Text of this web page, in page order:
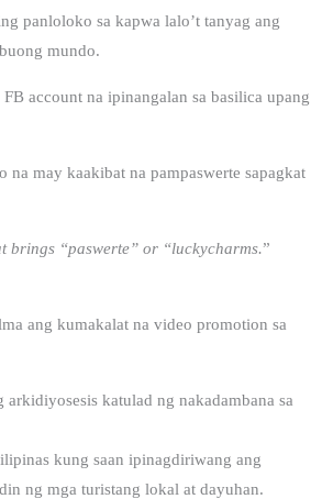
panloloko sa kapwa lalo’t tanyag ang
mundo.
account na ipinangalan sa basilica upang
may kaakibat na pampaswerte sapagkat
brings “paswerte” or “luckycharms.”
ang kumakalat na video promotion sa
katulad ng nakadambana sa
kung saan ipinagdiriwang ang
ng mga turistang lokal at dayuhan.